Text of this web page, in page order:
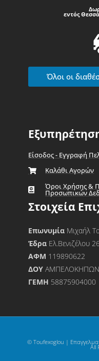
εντός
Όλοι οι
Είσοδος - Εγγραφή
Καλάθι Αγορών
Όροι Χρήσης &
Προσωπικών
Στοιχεία
Επωνυμία Μιχαήλ
Έδρα Ελ.Βενιζέλου
ΑΦΜ 119890622
ΔΟΥΑΜΠΕΛΟΚΗΠΩΝ
ΓΕΜΗ 58875904000
© Toufexoglou |
All